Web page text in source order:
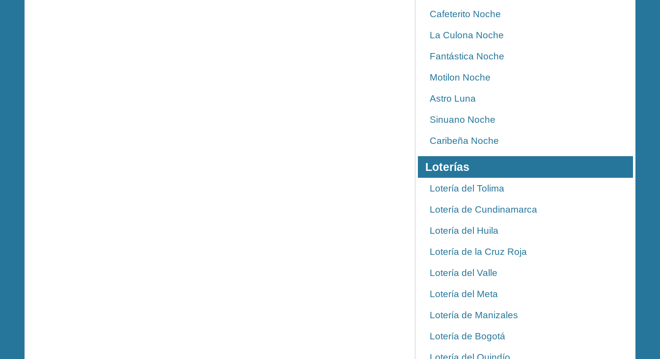
Cafeterito Noche
La Culona Noche
Fantástica Noche
Motilon Noche
Astro Luna
Sinuano Noche
Caribeña Noche
Loterías
Lotería del Tolima
Lotería de Cundinamarca
Lotería del Huila
Lotería de la Cruz Roja
Lotería del Valle
Lotería del Meta
Lotería de Manizales
Lotería de Bogotá